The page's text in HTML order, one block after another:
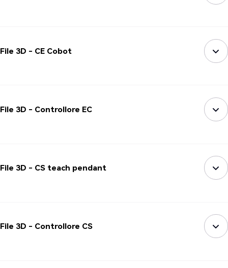
File 3D - CE Cobot
File 3D - Controllore EC
File 3D - CS teach pendant
File 3D - Controllore CS